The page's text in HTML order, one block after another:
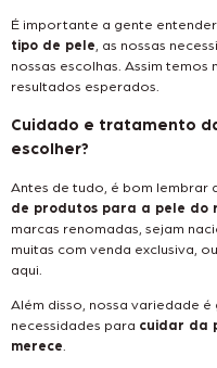
É importante a gente
tipo de pele , as nossas
nossas escolhas. Assim
resultados esperados.
Cuidado e tratamento
escolher?
Antes de tudo, é bom lembrar
de produtos para a pele do
marcas renomadas, sejam
muitas com venda exclusiva,
aqui.
Além disso, nossa variedade
necessidades para cuidar da
merece